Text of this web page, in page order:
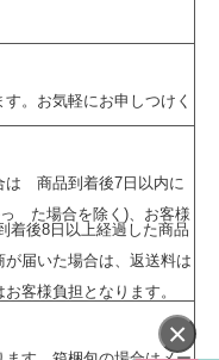
×
。お気軽にお申しつけく
は 商品到着後7日以内に
た場合を除く)、お客様
着後8日以上経過した商品
届いた場合は、返送料は
客様負担となります。